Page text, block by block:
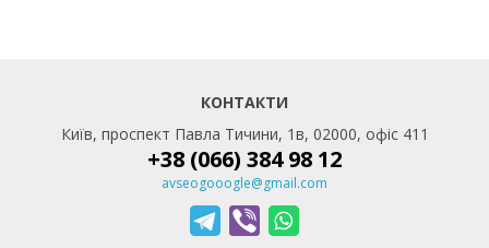
КОНТАКТИ
Київ, проспект Павла Тичини, 1в, 02000, офіс 411
+38 (066) 384 98 12
avseogooogle@gmail.com